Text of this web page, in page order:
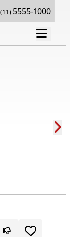
(11) 5555-1000